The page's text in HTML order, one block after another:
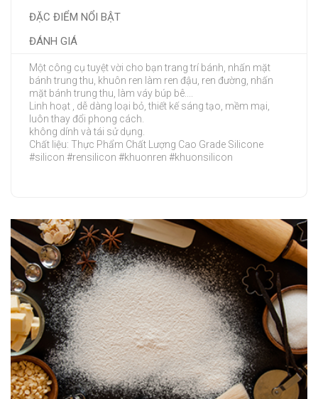
ĐẶC ĐIỂM NỔI BẬT
ĐÁNH GIÁ
Một công cụ tuyệt vời cho bạn trang trí bánh, nhấn mặt
bánh trung thu, khuôn ren làm ren đậu, ren đường, nhấn
mặt bánh trung thu, làm váy búp bê....
Linh hoạt , dễ dàng loại bỏ, thiết kế sáng tạo, mềm mại,
luôn thay đổi phong cách.
không dính và tái sử dụng.
Chất liệu: Thực Phẩm Chất Lượng Cao Grade Silicone
#silicon #rensilicon #khuonren #khuonsilicon